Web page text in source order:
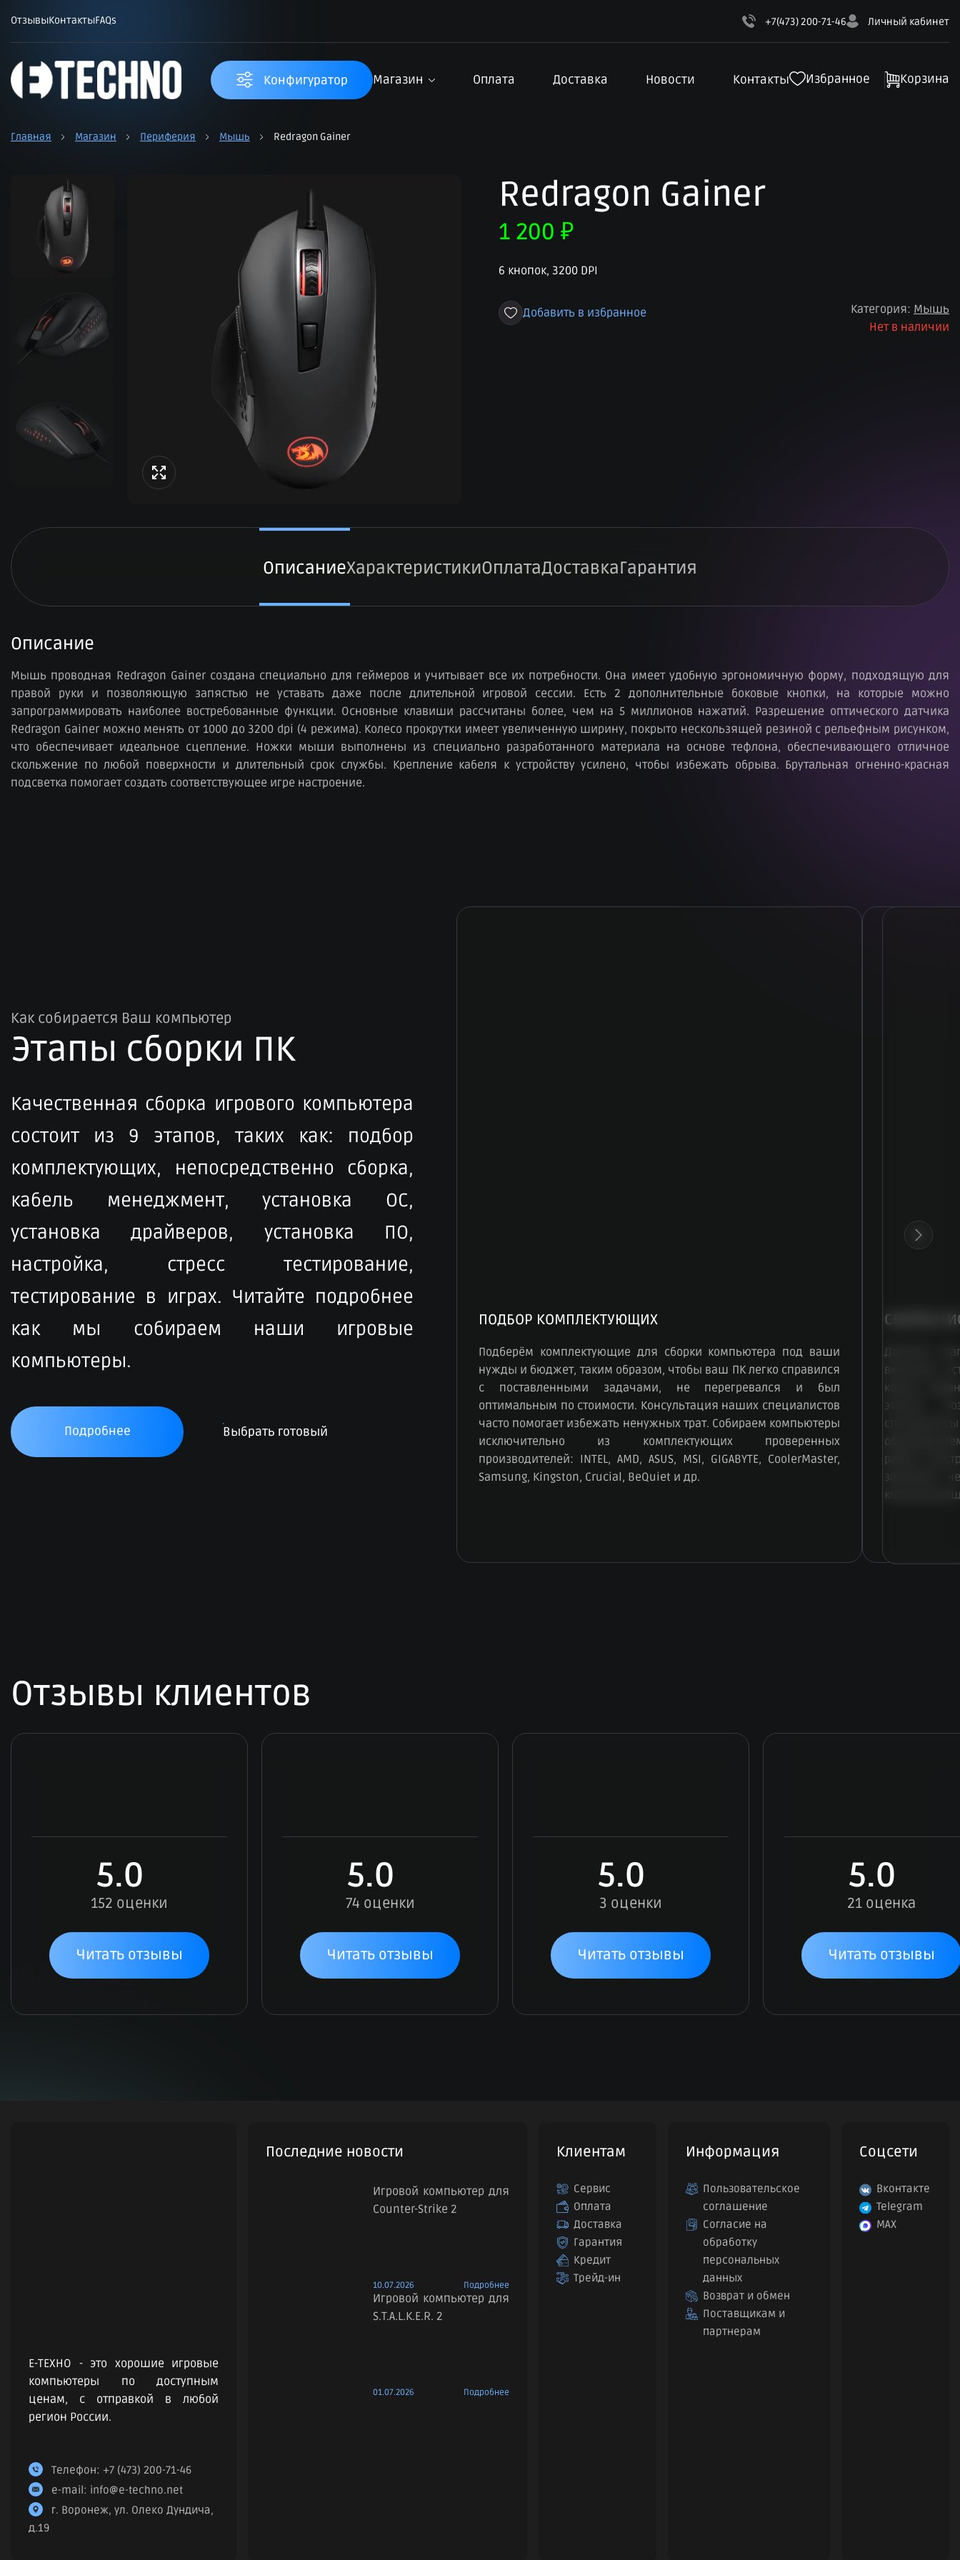
ОтзывыКонтактыFAQs +7(473) 200-71-46 Личный кабинет
Конфигуратор Магазин Оплата Доставка Новости Контакты Избранное Корзина
Главная Магазин Периферия Мышь Redragon Gainer
Redragon Gainer
1 200₽
6 кнопок, 3200 DPI
Добавить в избранное
Нет в наличии
Категория: Мышь
ОписаниеХарактеристикиОплатаДоставкаГарантия
Описание
Мышь проводная Redragon Gainer создана специально для геймеров и учитывает все их потребности. Она имеет удобную эргономичную форму, подходящую для
правой руки и позволяющую запястью не уставать даже после длительной игровой сессии. Есть 2 дополнительные боковые кнопки, на которые можно
запрограммировать наиболее востребованные функции. Основные клавиши рассчитаны более, чем на 5 миллионов нажатий. Разрешение оптического датчика
Redragon Gainer можно менять от 1000 до 3200 dpi (4 режима). Колесо прокрутки имеет увеличенную ширину, покрыто нескользящей резиной с рельефным рисунком,
что обеспечивает идеальное сцепление. Ножки мыши выполнены из специально разработанного материала на основе тефлона, обеспечивающего отличное
скольжение по любой поверхности и длительный срок службы. Крепление кабеля к устройству усилено, чтобы избежать обрыва. Брутальная огненно-красная
подсветка помогает создать соответствующее игре настроение.
Как собирается Ваш компьютер
Этапы сборки ПК​
Качественная сборка игрового компьютера
состоит из 9 этапов, таких как: подбор
комплектующих, непосредственно сборка,
кабель менеджмент, установка ОС,
установка драйверов, установка ПО,
настройка, стресс тестирование,
тестирование в играх. Читайте подробнее
как мы собираем наши игровые
компьютеры.
Подробнее Выбрать готовый
ПОДБОР КОМПЛЕКТУЮЩИХ
Подберём комплектующие для сборки компьютера под ваши
нужды и бюджет, таким образом, чтобы ваш ПК легко справился
с поставленными задачами, не перегревался и был
оптимальным по стоимости. Консультация наших специалистов
часто помогает избежать ненужных трат. Собираем компьютеры
исключительно из комплектующих проверенных
производителей: INTEL, AMD, ASUS, MSI, GIGABYTE, CoolerMaster,
Samsung, Kingston, Crucial, BeQuiet и др.
СБОРКА
Данный
включает
корпус,
этапов,
работу
занимает
Отзывы клиентов
5.0
152 оценки
Читать отзывы
5.0
74 оценки
Читать отзывы
5.0
3 оценки
Читать отзывы
5.0
21 оценка
Читать отзывы
Е-ТЕХНО - это хорошие игровые
компьютеры по доступным
ценам, с отправкой в любой
регион России.
Телефон: +7 (473) 200-71-46
e-mail: info@e-techno.net
г. Воронеж, ул. Олеко Дундича,
д.19
Последние новости
Игровой компьютер для
Counter-Strike 2
10.07.2026 Подробнее
Игровой компьютер для
S.T.A.L.K.E.R. 2
01.07.2026 Подробнее
Клиентам
Сервис
Оплата
Доставка
Гарантия
Кредит
Трейд-ин
Информация
Пользовательское
соглашение
Согласие на
обработку
персональных
данных
Возврат и обмен
Поставщикам и
партнерам
Соцсети
Вконтакте
Telegram
MAX